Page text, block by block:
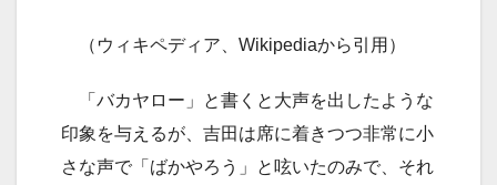
（ウィキペディア、Wikipediaから引用）
「バカヤロー」と書くと大声を出したような
印象を与えるが、吉田は席に着きつつ非常に小
さな声で「ばかやろう」と呟いたのみで、それ